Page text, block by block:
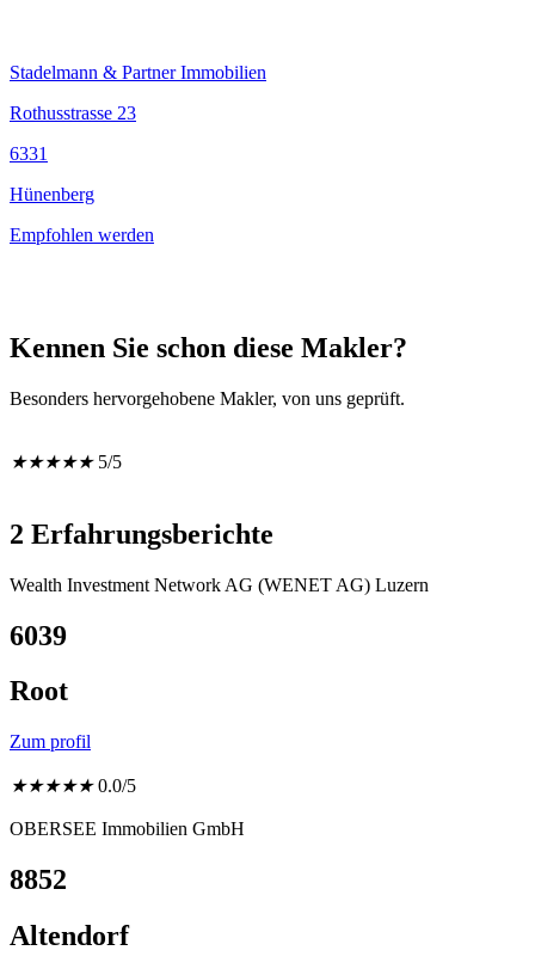
Stadelmann & Partner Immobilien
Rothusstrasse 23
6331
Hünenberg
Empfohlen werden
Kennen Sie schon diese Makler?
Besonders hervorgehobene Makler, von uns geprüft.
★★★★★ 5/5
2 Erfahrungsberichte
Wealth Investment Network AG (WENET AG) Luzern
6039
Root
Zum profil
★★★★★ 0.0/5
OBERSEE Immobilien GmbH
8852
Altendorf